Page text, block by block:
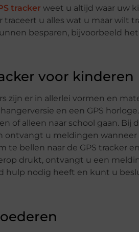
tracker weet u altijd waar uw
traceert u alles wat u maar wilt
besparen, bijvoorbeeld
voor kinderen
zijn er in allerlei vormen en
en een GPS
of alleen naar school gaan. Bij
ontvangt u meldingen
te bellen naar de GPS tracker
drukt, ontvangt u een
hulp nodig heeft en kunt u